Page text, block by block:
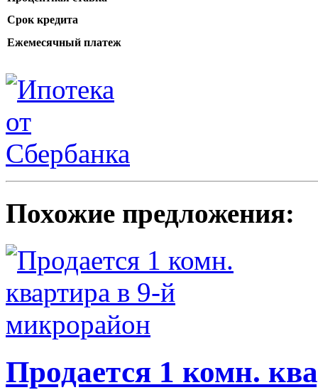
Срок кредита
Ежемесячный платеж
Похожие предложения:
Продается 1 комн.